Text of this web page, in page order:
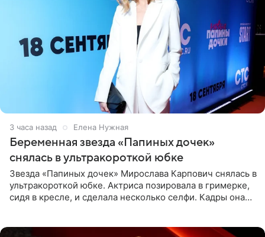
3 часа назад Елена Нужная
Беременная звезда «Папиных дочек»
снялась в ультракороткой юбке
Звезда «Папиных дочек» Мирослава Карпович снялась в
ультракороткой юбке. Актриса позировала в гримерке,
сидя в кресле, и сделала несколько селфи. Кадры она